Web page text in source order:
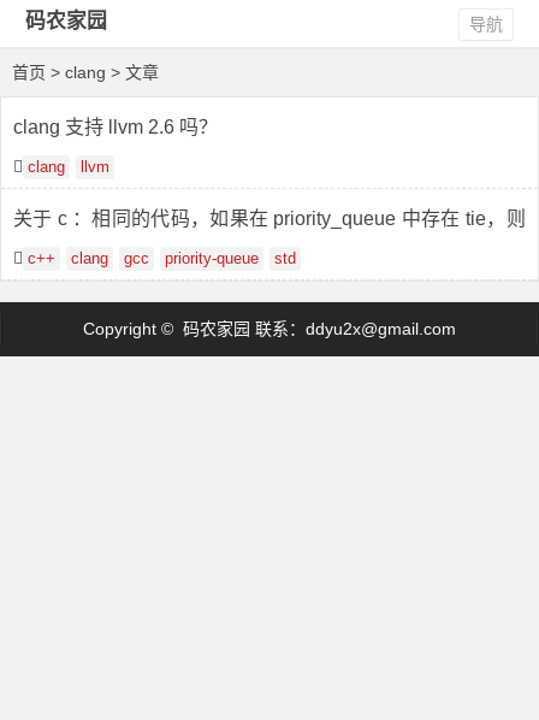
码农家园 导航
首页 > clang > 文章
clang 支持 llvm 2.6 吗？
clang llvm
关于 c ：相同的代码，如果在 priority_queue 中存在 tie，则
顺序不同，使用 clang 和 gcc
c++ clang gcc priority-queue std
Copyright © 码农家园 联系： ddyu2x@gmail.com